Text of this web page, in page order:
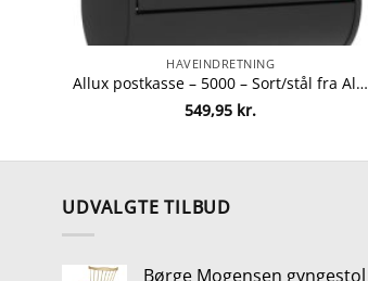
HAVEINDRETNING
Allux postkasse – 5000 – Sort/stål fra Allux 5701701605147
549,95 kr.
UDVALGTE TILBUD
Børge Mogensen gyngestol